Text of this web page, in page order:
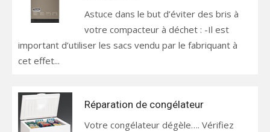
Astuce dans le but d’éviter des bris à
votre compacteur à déchet : -Il est
important d’utiliser les sacs vendu par le fabriquant à
cet effet...
Réparation de congélateur
Votre congélateur dégèle…. Vérifiez